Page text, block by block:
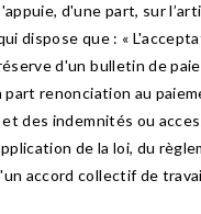
d'une part, sur
dispose que : «
d'un bulletin de
part renonciation au
des indemnités ou
de la loi, du
accord collectif de